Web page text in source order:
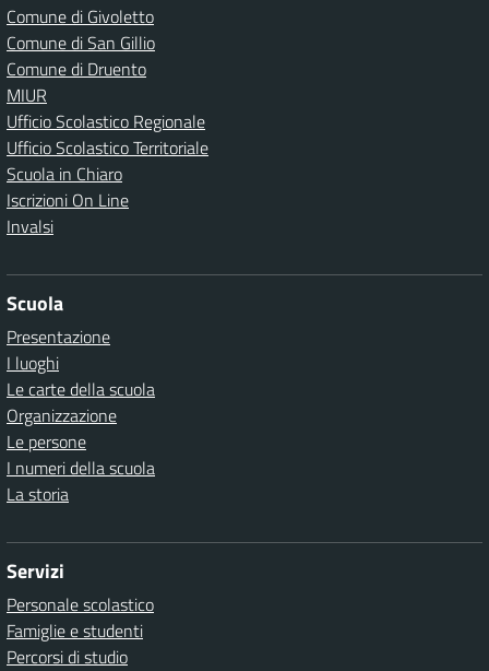
Comune di Givoletto
Comune di San Gillio
Comune di Druento
MIUR
Ufficio Scolastico Regionale
Ufficio Scolastico Territoriale
Scuola in Chiaro
Iscrizioni On Line
Invalsi
Scuola
Presentazione
I luoghi
Le carte della scuola
Organizzazione
Le persone
I numeri della scuola
La storia
Servizi
Personale scolastico
Famiglie e studenti
Percorsi di studio